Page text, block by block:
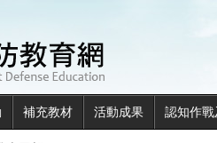
補充教材 活動成果 認知作